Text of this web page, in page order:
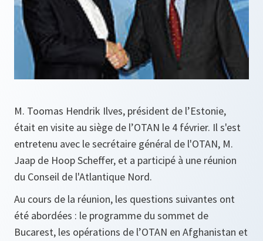
M. Toomas Hendrik Ilves, président de l’Estonie,
était en visite au siège de l’OTAN le 4 février. Il s'est
entretenu avec le secrétaire général de l'OTAN, M.
Jaap de Hoop Scheffer, et a participé à une réunion
du Conseil de l'Atlantique Nord.
Au cours de la réunion, les questions suivantes ont
été abordées : le programme du sommet de
Bucarest, les opérations de l’OTAN en Afghanistan et